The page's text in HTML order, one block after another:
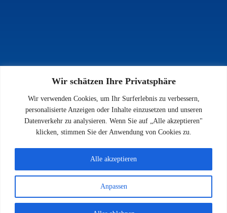
Wir schätzen Ihre Privatsphäre
Wir verwenden Cookies, um Ihr Surferlebnis zu verbessern,
personalisierte Anzeigen oder Inhalte einzusetzen und unseren
Datenverkehr zu analysieren. Wenn Sie auf „Alle akzeptieren"
klicken, stimmen Sie der Anwendung von Cookies zu.
Anpassen
Alle akzeptieren
INFOS
Impressum
Datenschutz
Kontakt
© 2026 SV 1923 Enkenbach e.V.